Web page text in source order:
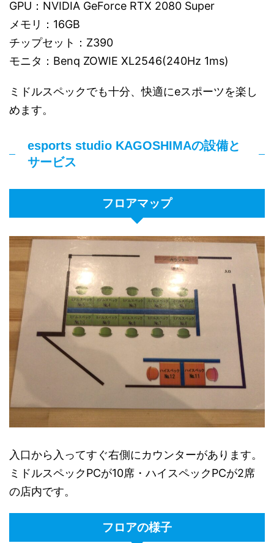
GPU：NVIDIA GeForce RTX 2080 Super
メモリ：16GB
チップセット：Z390
モニタ：Benq ZOWIE XL2546(240Hz 1ms)
ミドルスペックでも十分、快適にeスポーツを楽し
めます。
esports studio KAGOSHIMAの設備と
サービス
フロアマップ
入口から入ってすぐ右側にカウンターがあります。
ミドルスペックPCが10席・ハイスペックPCが2席
の店内です。
フロアの様子